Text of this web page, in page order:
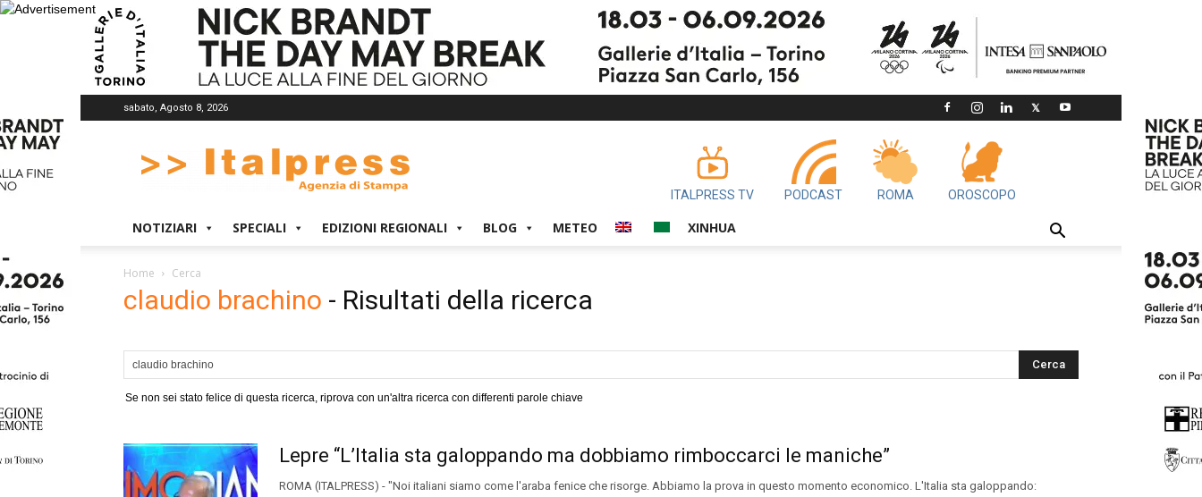
sabato, Agosto 8, 2026
ITALPRESS TV PODCAST ROMA OROSCOPO
NOTIZIARI SPECIALI EDIZIONI REGIONALI BLOG METEO XINHUA
Home Cerca
claudio brachino - Risultati della ricerca
Se non sei stato felice di questa ricerca, riprova con un'altra ricerca con differenti parole chiave
Lepre “L’Italia sta galoppando ma dobbiamo rimboccarci le maniche”
ROMA (ITALPRESS) - "Noi italiani siamo come l'araba fenice che risorge. Abbiamo la prova in questo momento economico. L'Italia sta galoppando: